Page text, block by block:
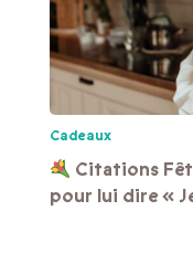
Cadeaux
Citations
pour lui dire «